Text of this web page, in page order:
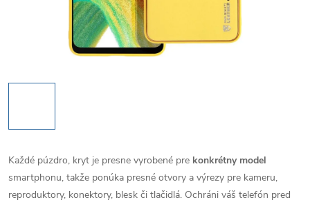
Každé púzdro, kryt je presne vyrobené pre konkrétny model
smartphonu, takže ponúka presné otvory a výrezy pre kameru,
reproduktory, konektory, blesk či tlačidlá. Ochráni váš telefón pred